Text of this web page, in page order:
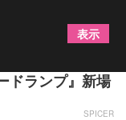
ーと運命で結
ドランプ』新場
SPICER
表示